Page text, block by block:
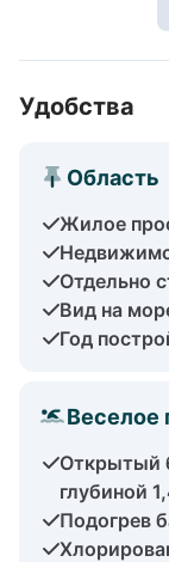
Удобства
Область
Жилое
Отдельно
Вид на
Год
Веселое
Открытый
глубиной
Подогрев